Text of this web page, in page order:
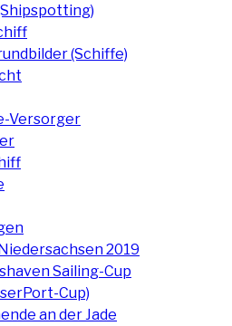
(Schiffe)
Versorger
2019
Sailing-Cup
Cup)
an der Jade